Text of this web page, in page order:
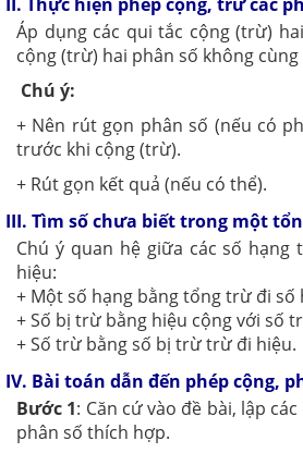
Áp dụng các qui tắc cộng (trừ)
cộng (trừ) hai phân số không cùng
Chú ý:
+ Nên rút gọn phân số (nếu có
trước khi cộng (trừ).
+ Rút gọn kết quả (nếu có thể).
III. Tìm số chưa biết trong một
Chú ý quan hệ giữa các số
hiệu:
+ Một số hạng bằng tổng trừ đi số
+ Số bị trừ bằng hiệu cộng với số
+ Số trừ bằng số bị trừ trừ đi hiệu.
IV. Bài toán dẫn đến phép cộng,
Bước 1: Căn cứ vào đề bài, lập
phân số thích hợp.